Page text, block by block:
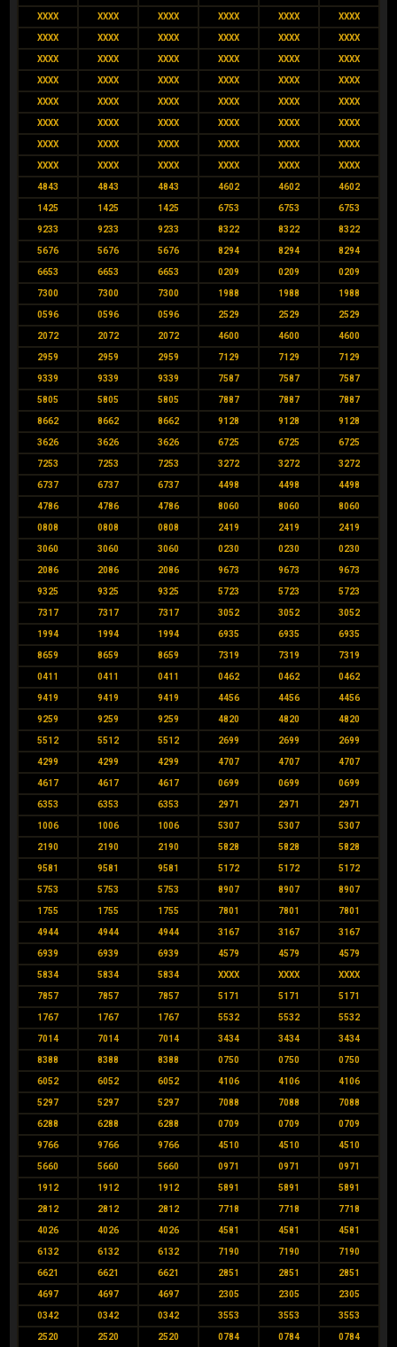
XXXX XXXX XXXX XXXX XXXX XXXX
XXXX XXXX XXXX XXXX XXXX XXXX
XXXX XXXX XXXX XXXX XXXX XXXX
XXXX XXXX XXXX XXXX XXXX XXXX
XXXX XXXX XXXX XXXX XXXX XXXX
XXXX XXXX XXXX XXXX XXXX XXXX
XXXX XXXX XXXX XXXX XXXX XXXX
XXXX XXXX XXXX XXXX XXXX XXXX
4843 4843 4843 4602 4602 4602
1425 1425 1425 6753 6753 6753
9233 9233 9233 8322 8322 8322
5676 5676 5676 8294 8294 8294
6653 6653 6653 0209 0209 0209
7300 7300 7300 1988 1988 1988
0596 0596 0596 2529 2529 2529
2072 2072 2072 4600 4600 4600
2959 2959 2959 7129 7129 7129
9339 9339 9339 7587 7587 7587
5805 5805 5805 7887 7887 7887
8662 8662 8662 9128 9128 9128
3626 3626 3626 6725 6725 6725
7253 7253 7253 3272 3272 3272
6737 6737 6737 4498 4498 4498
4786 4786 4786 8060 8060 8060
0808 0808 0808 2419 2419 2419
3060 3060 3060 0230 0230 0230
2086 2086 2086 9673 9673 9673
9325 9325 9325 5723 5723 5723
7317 7317 7317 3052 3052 3052
1994 1994 1994 6935 6935 6935
8659 8659 8659 7319 7319 7319
0411 0411 0411 0462 0462 0462
9419 9419 9419 4456 4456 4456
9259 9259 9259 4820 4820 4820
5512 5512 5512 2699 2699 2699
4299 4299 4299 4707 4707 4707
4617 4617 4617 0699 0699 0699
6353 6353 6353 2971 2971 2971
1006 1006 1006 5307 5307 5307
2190 2190 2190 5828 5828 5828
9581 9581 9581 5172 5172 5172
5753 5753 5753 8907 8907 8907
1755 1755 1755 7801 7801 7801
4944 4944 4944 3167 3167 3167
6939 6939 6939 4579 4579 4579
5834 5834 5834 XXXX XXXX XXXX
7857 7857 7857 5171 5171 5171
1767 1767 1767 5532 5532 5532
7014 7014 7014 3434 3434 3434
8388 8388 8388 0750 0750 0750
6052 6052 6052 4106 4106 4106
5297 5297 5297 7088 7088 7088
6288 6288 6288 0709 0709 0709
9766 9766 9766 4510 4510 4510
5660 5660 5660 0971 0971 0971
1912 1912 1912 5891 5891 5891
2812 2812 2812 7718 7718 7718
4026 4026 4026 4581 4581 4581
6132 6132 6132 7190 7190 7190
6621 6621 6621 2851 2851 2851
4697 4697 4697 2305 2305 2305
0342 0342 0342 3553 3553 3553
2520 2520 2520 0784 0784 0784